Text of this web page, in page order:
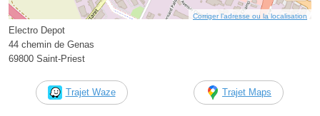
Corriger l’adresse ou la localisation
Electro Depot
44 chemin de Genas
69800 Saint-Priest
Trajet Waze Trajet Maps